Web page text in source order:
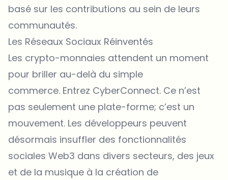
basé sur les contributions au sein de leurs
communautés.
Les Réseaux Sociaux Réinventés
Les crypto-monnaies attendent un moment
pour briller au-delà du simple
commerce. Entrez CyberConnect. Ce n’est
pas seulement une plate-forme; c’est un
mouvement. Les développeurs peuvent
désormais insuffler des fonctionnalités
sociales Web3 dans divers secteurs, des jeux
et de la musique à la création de